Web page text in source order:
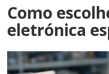
Como
eletrónica